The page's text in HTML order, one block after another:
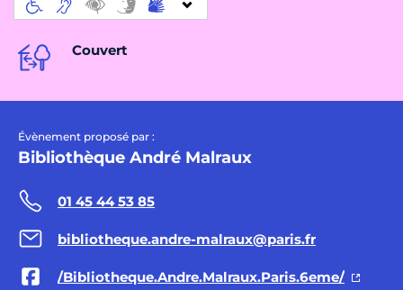
Couvert
Évènement proposé par :
Bibliothèque André Malraux
01 45 44 53 85
bibliotheque.andre-malraux@paris.fr
/Bibliotheque.Andre.Malraux.Paris.6eme/